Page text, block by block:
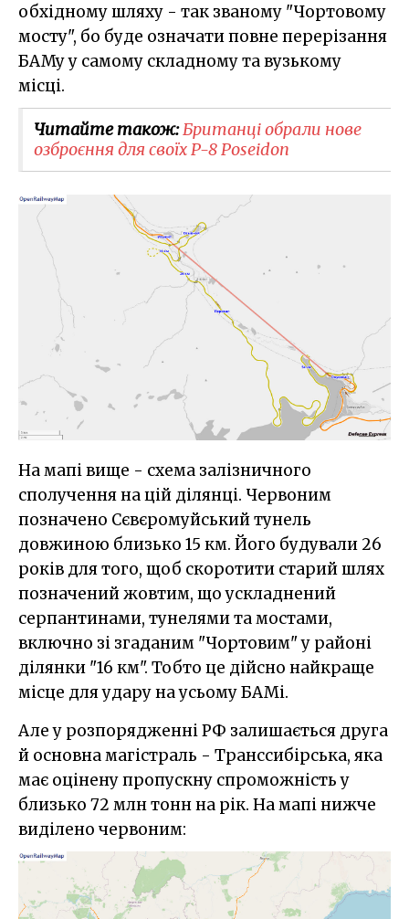
обхідному шляху - так званому "Чортовому
мосту", бо буде означати повне перерізання
БАМу у самому складному та вузькому
місці.
Читайте також:Британці обрали нове
озброєння для своїх P-8 Poseidon
На мапі вище - схема залізничного
сполучення на цій ділянці. Червоним
позначено Сєвєромуйський тунель
довжиною близько 15 км. Його будували 26
років для того, щоб скоротити старий шлях
позначений жовтим, що ускладнений
серпантинами, тунелями та мостами,
включно зі згаданим "Чортовим" у районі
ділянки "16 км". Тобто це дійсно найкраще
місце для удару на усьому БАМі.
Але у розпорядженні РФ залишається друга
й основна магістраль - Транссибірська, яка
має оцінену пропускну спроможність у
близько 72 млн тонн на рік. На мапі нижче
виділено червоним: